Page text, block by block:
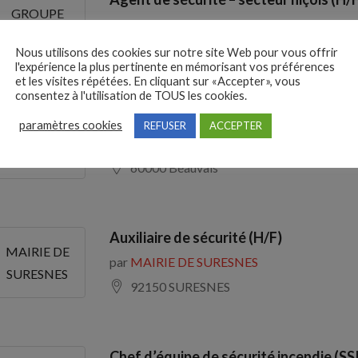
GROUPE
parGROUPE PROTECTOR
06220 VALLAURIS
Ville de
responsable police municipale H/F –
Ville de BEAUVAIS
60000 Beauvais
MAIRIE DE
SURESNES
Auxiliaire de sécurité (H/F)
par MAIRIE DE SURESNES
92150 SURESNES
Nous utilisons des cookies sur notre site Web pour vous offrir
l'expérience la plus pertinente en mémorisant vos préférences
et les visites répétées. En cliquant sur «Accepter», vous
consentez à l'utilisation de TOUS les cookies.
paramètres cookies REFUSER ACCEPTER